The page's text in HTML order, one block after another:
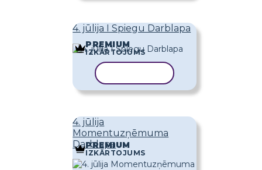
4. jūlija I Spiegu Darblapa
PREMIUM
IZKĀRTOJUMS
4. jūlija
Momentuzņēmuma
Darblapa
PREMIUM
IZKĀRTOJUMS